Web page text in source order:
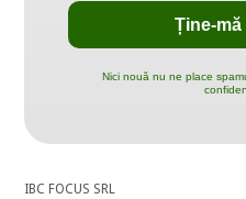
Nici nouă nu ne place
IBC FOCUS SRL